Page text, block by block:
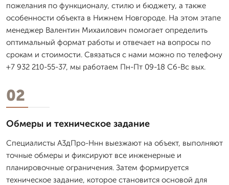
пожелания по функционалу, стилю и бюджету, а также
особенности объекта в Нижнем Новгороде. На этом этапе
менеджер Валентин Михаилович помогает определить
оптимальный формат работы и отвечает на вопросы по
срокам и стоимости. Связаться с нами можно по телефону
+7 932 210-55-37, мы работаем Пн-Пт 09-18 Сб-Вс вых.
02
Обмеры и техническое задание
Специалисты А3дПро-Ннн выезжают на объект, выполняют
точные обмеры и фиксируют все инженерные и
планировочные ограничения. Затем формируется
техническое задание, которое становится основой для